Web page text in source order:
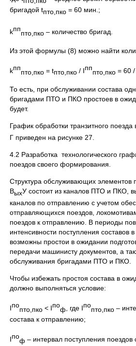
бригадой tпто,пко = 60 мин.;
kпп
пто,пко – количество бригад.
Из этой формулы (8) можно найти
kпп
пто,пко = tпто,пко / Iпп
пто,пко = 60
То есть, при обслуживании состава
бригадами ПТО и ПКО простоев в
будет.
График обработки транзитного
Г приведен на рисунке 27.
4.2 Разработка технологического
поездов своего формирования.
Структура обслуживающих
ВыхУ состоит из каналов ПТО и ПКО,
каналов по отправлению с учетом
отправляющихся поездов,
поездов к отправлению. В периоды
интенсивности поступления составов
возможны простои в ожидании
передачи машинисту документов, а
обслуживания бригадами ПТО и ПКО.
Чтобы избежать простоя состава в
должно выполняться условие:
Iпо
пто,пко < Iпо
ф , где Iпо
пто,пко –
состава к отправлению;
Iпо
ф – интервал поступления